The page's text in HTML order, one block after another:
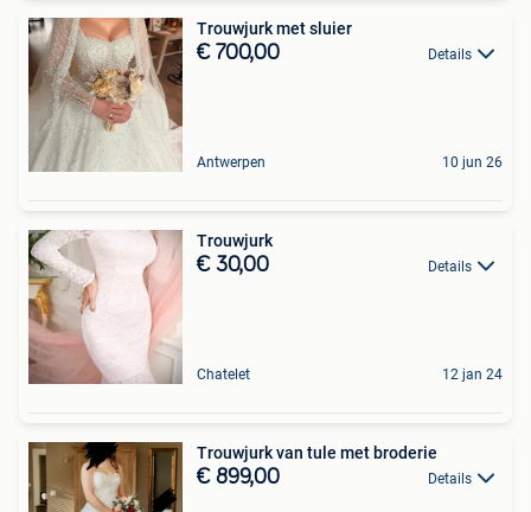
Trouwjurk met sluier
€ 700,00 Details
Antwerpen 10 jun 26
Trouwjurk
€ 30,00 Details
Chatelet 12 jan 24
Trouwjurk van tule met broderie
€ 899,00 Details